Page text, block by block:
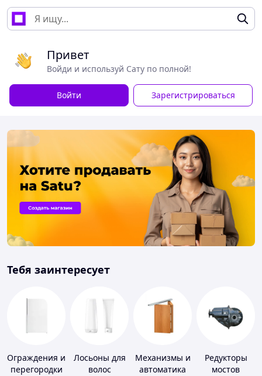
Привет
Войди и используй Сату по полной!
Войти Зарегистрироваться
Тебя заинтересует
Ограждения и
перегородки
Лосьоны для
волос
Механизмы и
автоматика
Редукторы
мостов